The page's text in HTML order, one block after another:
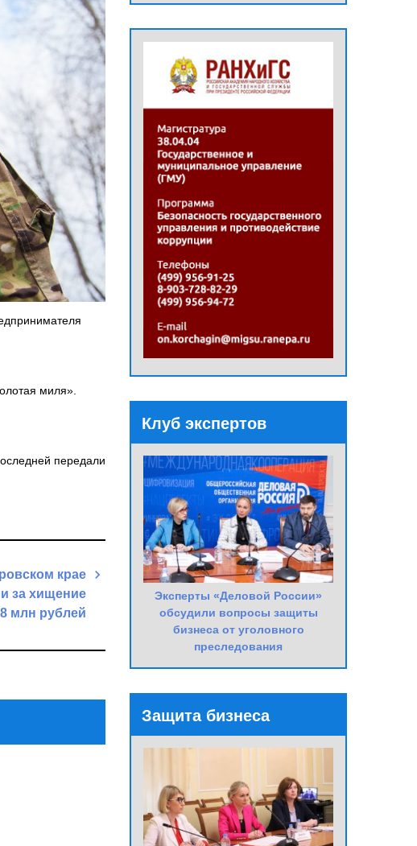
миля».
передали
крае
за хищение
млн рублей
Клуб экспертов
Эксперты «Деловой России»
обсудили вопросы защиты
бизнеса от уголовного
преследования
Защита бизнеса